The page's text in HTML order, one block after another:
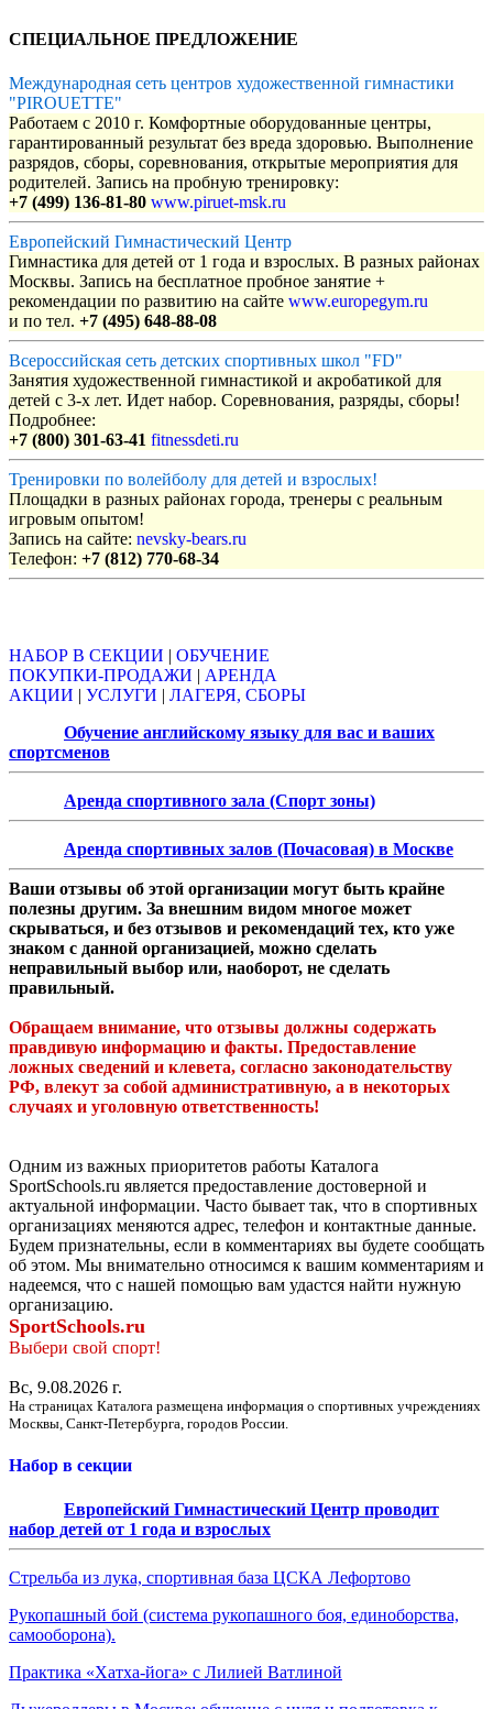
СПЕЦИАЛЬНОЕ ПРЕДЛОЖЕНИЕ
Международная сеть центров художественной гимнастики
"PIROUETTE"
Работаем с 2010 г. Комфортные оборудованные центры,
гарантированный результат без вреда здоровью. Выполнение
разрядов, сборы, соревнования, открытые мероприятия для
родителей. Запись на пробную тренировку:
+7 (499) 136-81-80 www.piruet-msk.ru
Европейский Гимнастический Центр
Гимнастика для детей от 1 года и взрослых. В разных районах
Москвы. Запись на бесплатное пробное занятие +
рекомендации по развитию на сайте www.europegym.ru
и по тел. +7 (495) 648-88-08
Всероссийская сеть детских спортивных школ "FD"
Занятия художественной гимнастикой и акробатикой для
детей с 3-х лет. Идет набор. Соревнования, разряды, сборы!
Подробнее:
+7 (800) 301-63-41 fitnessdeti.ru
Тренировки по волейболу для детей и взрослых!
Площадки в разных районах города, тренеры с реальным
игровым опытом!
Запись на сайте: nevsky-bears.ru
Телефон: +7 (812) 770-68-34
НАБОР В СЕКЦИИ | ОБУЧЕНИЕ
ПОКУПКИ-ПРОДАЖИ | АРЕНДА
АКЦИИ | УСЛУГИ | ЛАГЕРЯ, СБОРЫ
Обучение английскому языку для вас и ваших
спортсменов
Аренда спортивного зала (Спорт зоны)
Аренда спортивных залов (Почасовая) в Москве
Ваши отзывы об этой организации могут быть крайне
полезны другим. За внешним видом многое может
скрываться, и без отзывов и рекомендаций тех, кто уже
знаком с данной организацией, можно сделать
неправильный выбор или, наоборот, не сделать
правильный.
Обращаем внимание, что отзывы должны содержать
правдивую информацию и факты. Предоставление
ложных сведений и клевета, согласно законодательству
РФ, влекут за собой административную, а в некоторых
случаях и уголовную ответственность!
Одним из важных приоритетов работы Каталога
SportSchools.ru является предоставление достоверной и
актуальной информации. Часто бывает так, что в спортивных
организациях меняются адрес, телефон и контактные данные.
Будем признательны, если в комментариях вы будете сообщать
об этом. Мы внимательно относимся к вашим комментариям и
надеемся, что с нашей помощью вам удастся найти нужную
организацию.
SportSchools.ru
Выбери свой спорт!
Вс, 9.08.2026 г.
На страницах Каталога размещена информация о спортивных учреждениях
Москвы, Санкт-Петербурга, городов России.
Набор в секции
Европейский Гимнастический Центр проводит
набор детей от 1 года и взрослых
Стрельба из лука, спортивная база ЦСКА Лефортово
Рукопашный бой (система рукопашного боя, единоборства,
самооборона).
Практика «Хатха-йога» с Лилией Ватлиной